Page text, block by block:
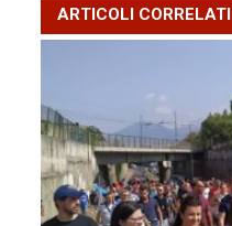
ARTICOLI CORRELATI